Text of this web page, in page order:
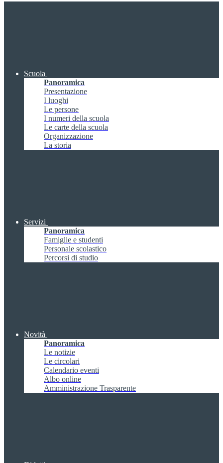
Scuola
Panoramica
Presentazione
I luoghi
Le persone
I numeri della scuola
Le carte della scuola
Organizzazione
La storia
Servizi
Panoramica
Famiglie e studenti
Personale scolastico
Percorsi di studio
Novità
Panoramica
Le notizie
Le circolari
Calendario eventi
Albo online
Amministrazione Trasparente